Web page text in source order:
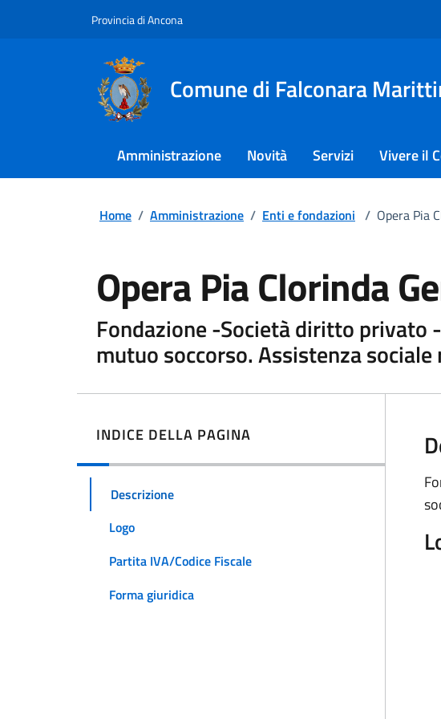
Provincia di Ancona
Comune di Falconara
Amministrazione Novità Servizi Vivere il
Home / Amministrazione / Enti e fondazioni / Opera Pia
Opera Pia Clorinda
Fondazione -Società diritto privato
mutuo soccorso. Assistenza
INDICE DELLA PAGINA
Descrizione
Logo
Partita IVA/Codice Fiscale
Forma giuridica